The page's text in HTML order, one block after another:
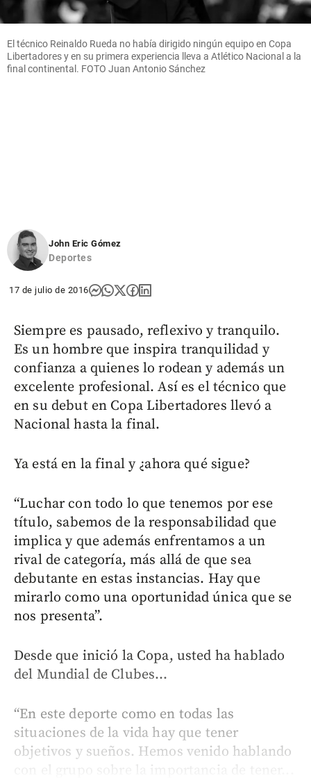
El técnico Reinaldo Rueda no había dirigido ningún equipo en Copa
Libertadores y en su primera experiencia lleva a Atlético Nacional a la
final continental. FOTO Juan Antonio Sánchez
John Eric Gómez
Deportes
17 de julio de 2016
Siempre es pausado, reflexivo y tranquilo.
Es un hombre que inspira tranquilidad y
confianza a quienes lo rodean y además un
excelente profesional. Así es el técnico que
en su debut en Copa Libertadores llevó a
Nacional hasta la final.
Ya está en la final y ¿ahora qué sigue?
“Luchar con todo lo que tenemos por ese
título, sabemos de la responsabilidad que
implica y que además enfrentamos a un
rival de categoría, más allá de que sea
debutante en estas instancias. Hay que
mirarlo como una oportunidad única que se
nos presenta”.
Desde que inició la Copa, usted ha hablado
del Mundial de Clubes...
“En este deporte como en todas las
situaciones de la vida hay que tener
objetivos y sueños. Hemos venido hablando
con el grupo sobre la importancia de tener...